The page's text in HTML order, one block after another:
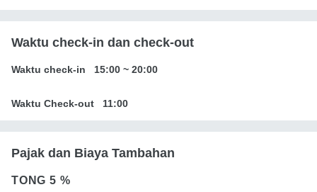
Waktu check-in dan check-out
Waktu check-in 15:00 ~ 20:00
Waktu Check-out 11:00
Pajak dan Biaya Tambahan
TONG 5 %